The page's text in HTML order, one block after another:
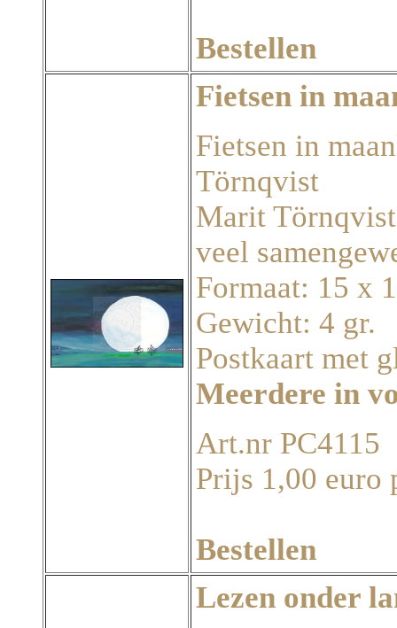
Bestellen
Fietsen in
Fietsen in
Törnqvist
Marit
veel
Formaat: 15 x
Gewicht: 4 gr.
Postkaart met
Meerdere in
Art.nr PC4115
Prijs 1,00 euro
Bestellen
Lezen onder